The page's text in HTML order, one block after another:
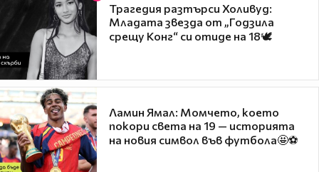
Трагедия разтърси Холивуд:
Младата звезда от „Годзила
срещу Конг“ си отиде на 18🕊️
Ламин Ямал: Момчето, което
покори света на 19 — историята
на новия символ във футбола🤩⚽